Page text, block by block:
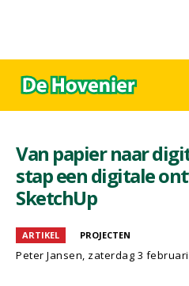
Van papier naar
stap een digitale
SketchUp
ARTIKEL PROJECTEN
Peter Jansen, zaterdag 3